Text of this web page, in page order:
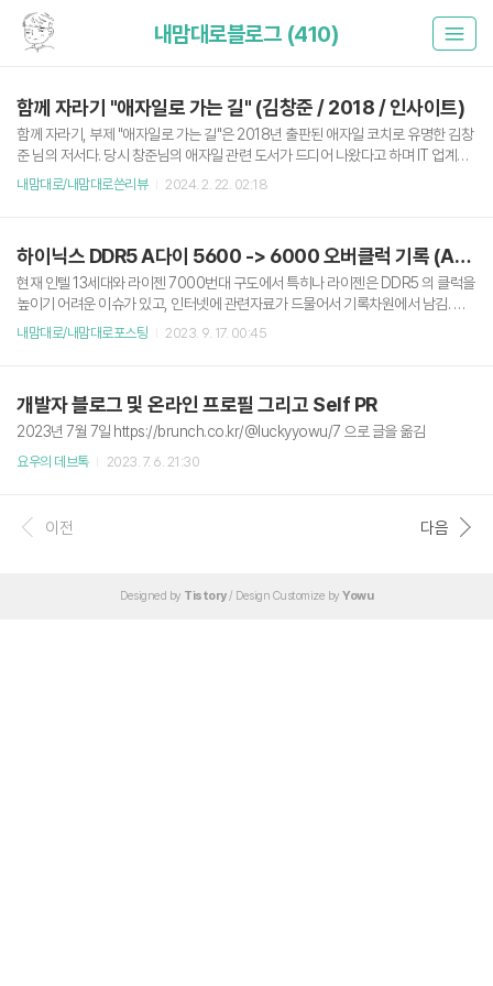
내맘대로블로그 (410)
함께 자라기 "애자일로 가는 길" (김창준 / 2018 / 인사이트)
함께 자라기, 부제 "애자일로 가는 길"은 2018년 출판된 애자일 코치로 유명한 김창
준 님의 저서다. 당시 창준님의 애자일 관련 도서가 드디어 나왔다고 하며 IT 업계에
나름 센세이널한 구매 열풍이 불었던 것으로 기억한다. 나 역시 거의 출판하자마자
트업에서 애자일, 스크럼을 본격적으로 도입하기 위해 JIRA를 사용한 애자일 스크
럼에 대한 나름의 연구 포스트를 작성하기도 했고, Y모사 개발자로 재직할 때는 팀
내에서 스크럼 마스터를 겸임하고 팀의 개발 테스크와..
내맘대로/내맘대로쓴리뷰 2024. 2. 22. 02:18
하이닉스 DDR5 A다이 5600 -> 6000 오버클럭 기록 (AMD 라이젠)
현재 인텔 13세대와 라이젠 7000번대 구도에서 특히나 라이젠은 DDR5 의 클럭을
높이기 어려운 이슈가 있고, 인터넷에 관련자료가 드물어서 기록차원에서 남김. 현
재 시스템 구성 Gigabyte X670E Aorus Master AMD Ryzen 7700X (Curved
면 성능 소폭 하락한다는 얘기가 있음) 램 타이밍 (실사용 값) 및 의견 6,000 Mhz /
36-40-40-80 / 나머지..
내맘대로/내맘대로포스팅 2023. 9. 17. 00:45
개발자 블로그 및 온라인 프로필 그리고 Self PR
2023년 7월 7일 https://brunch.co.kr/@luckyyowu/7 으로 글을 옮김
요우의 데브톡 2023. 7. 6. 21:30
이전 다음
Designed by Tistory/ Design Customize by Yowu